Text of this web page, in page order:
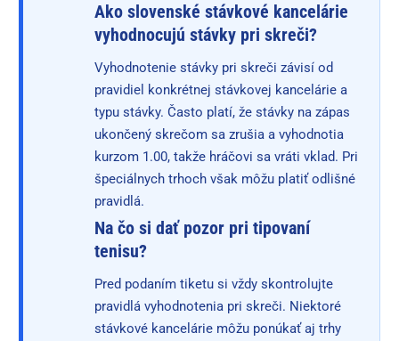
Ako slovenské stávkové kancelárie
vyhodnocujú stávky pri skreči?
Vyhodnotenie stávky pri skreči závisí od
pravidiel konkrétnej stávkovej kancelárie a
typu stávky. Často platí, že stávky na zápas
ukončený skrečom sa zrušia a vyhodnotia
kurzom 1.00, takže hráčovi sa vráti vklad. Pri
špeciálnych trhoch však môžu platiť odlišné
pravidlá.
Na čo si dať pozor pri tipovaní
tenisu?
Pred podaním tiketu si vždy skontrolujte
pravidlá vyhodnotenia pri skreči. Niektoré
stávkové kancelárie môžu ponúkať aj trhy